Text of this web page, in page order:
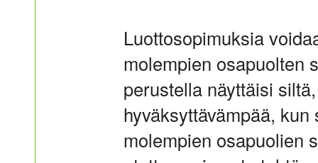
Luottosopimuksia
molempien osapuolten
perustella näyttäisi
hyväksyttävämpää,
molempien osapuolien